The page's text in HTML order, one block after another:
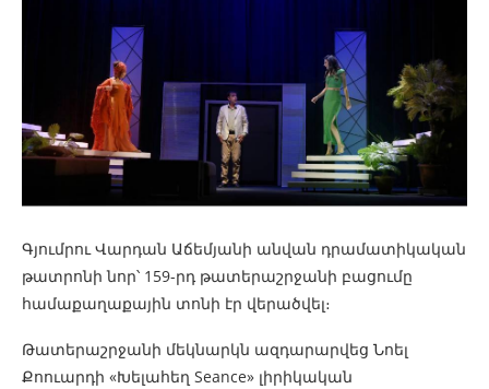
Գյումրու Վարդան Աճեմյանի անվան դրամատիկական
թատրոնի նոր՝ 159-րդ թատերաշրջանի բացումը
համաքաղաքային տոնի էր վերածվել։
Թատերաշրջանի մեկնարկն ազդարարվեց Նոել
Քոուարդի «Խելահեղ Seance» լիրիկական